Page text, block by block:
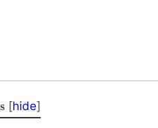
[hide]